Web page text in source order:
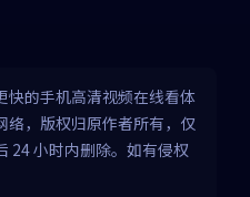
快的手机高清视频在线看体
络，版权归原作者所有，仅
24 小时内删除。如有侵权